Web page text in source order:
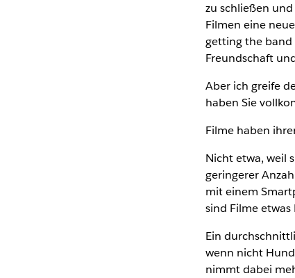
zu schließen
Filmen eine
getting the band
Freundschaft
Aber ich greife
haben Sie
Filme haben
Nicht etwa, weil
geringerer
mit einem
sind Filme
Ein
wenn nicht
nimmt dabei